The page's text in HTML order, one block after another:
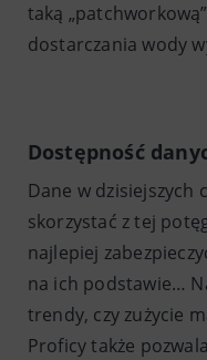
taką
dostarczania wody
Dostępność
Dane w dzisiejszych
skorzystać z tej
najlepiej
na ich podstawie…
trendy, czy zużycie
Proficy także